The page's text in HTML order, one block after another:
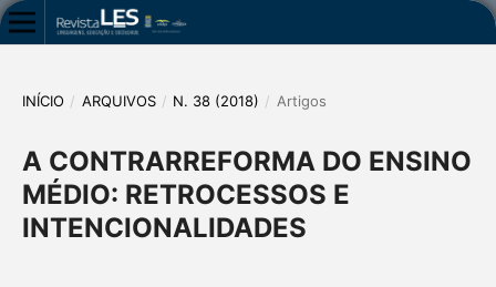
INÍCIO / ARQUIVOS / N. 38 (2018) / Artigos
A CONTRARREFORMA DO ENSINO
MÉDIO: RETROCESSOS E
INTENCIONALIDADES